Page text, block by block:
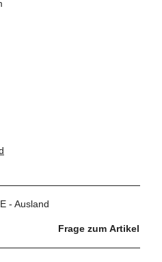
- Ausland
Frage zum Artikel